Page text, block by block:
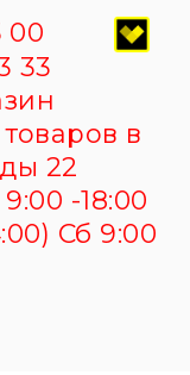
55 00
33
в
22
-18:00
Сб 9:00